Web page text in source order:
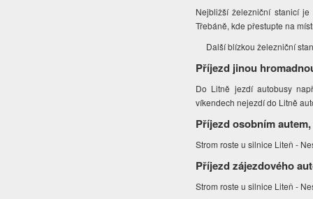
Nejbližší železniční stanicí je
Třebáně, kde přestupte na
Další blízkou železniční
Příjezd jinou
Do Litně jezdí autobusy
víkendech nejezdí do Litně
Příjezd osobním
Strom roste u silnice Liteň -
Příjezd zájezdového
Strom roste u silnice Liteň -